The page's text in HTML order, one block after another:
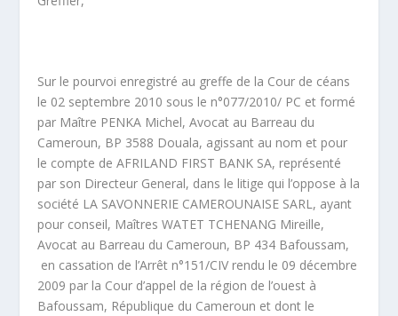
Sur le pourvoi enregistré au greffe de la Cour de céans
le 02 septembre 2010 sous le n°077/2010/ PC et formé
par Maître PENKA Michel, Avocat au Barreau du
Cameroun, BP 3588 Douala, agissant au nom et pour
le compte de AFRILAND FIRST BANK SA, représenté
par son Directeur General, dans le litige qui l’oppose à la
société LA SAVONNERIE CAMEROUNAISE SARL, ayant
pour conseil, Maîtres WATET TCHENANG Mireille,
Avocat au Barreau du Cameroun, BP 434 Bafoussam,
en cassation de l’Arrêt n°151/CIV rendu le 09 décembre
2009 par la Cour d’appel de la région de l’ouest à
Bafoussam, République du Cameroun et dont le